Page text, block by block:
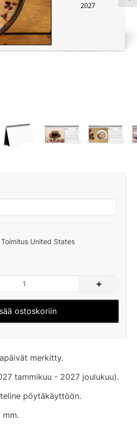
United States
+
ostoskoriin
merkitty.
tammikuu - 2027 joulukuu).
pöytäkäyttöön.
mm.